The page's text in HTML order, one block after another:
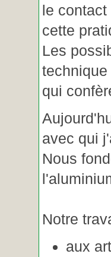
le
cette
Les
qui
avec qui
Nous
Notre
aux